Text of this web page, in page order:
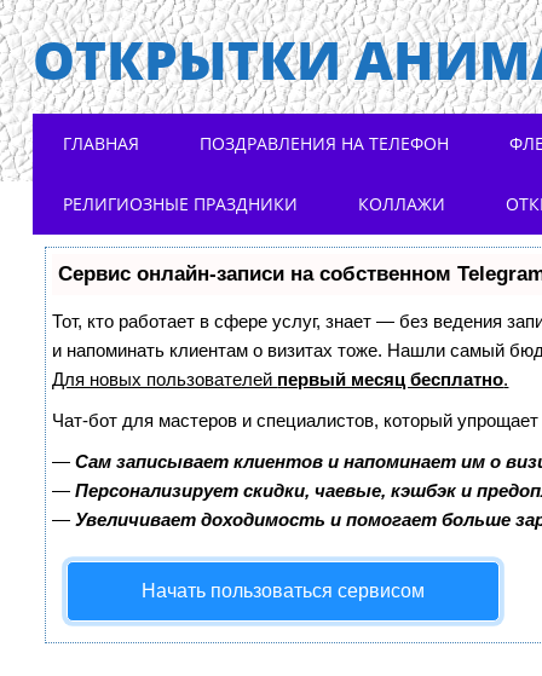
ОТКРЫТКИ
Main menu
ГЛАВНАЯ ПОЗДРАВЛЕНИЯ НА ТЕЛЕФОН
РЕЛИГИОЗНЫЕ ПРАЗДНИКИ КОЛЛАЖИ
Сервис онлайн-записи на собственном
Тот, кто работает в сфере услуг, знает — без ведения
и напоминать клиентам о визитах тоже. Нашли самый
Для новых пользователей первый месяц бесплатно.
Чат-бот для мастеров и специалистов, который
—Сам записывает клиентов и напоминает им о
—Персонализирует скидки, чаевые, кэшбэк и
—Увеличивает доходимость и помогает больше
Начать пользоваться сервисом